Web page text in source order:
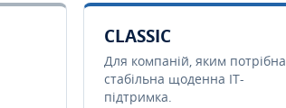
CLASSIC
Для компаній, яким потрібна
стабільна щоденна IT-
підтримка.